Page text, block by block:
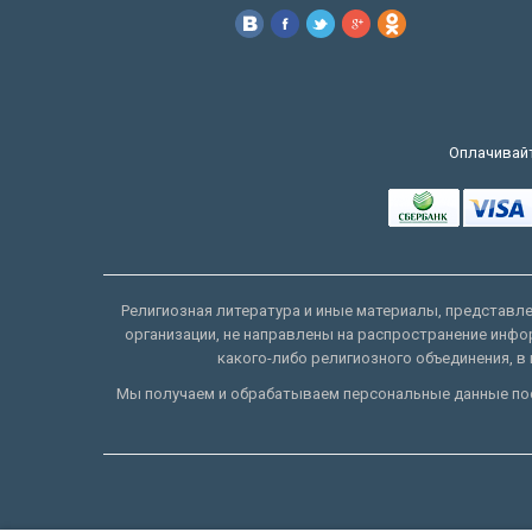
Религиозная литература и иные материалы,
организации, не направлены на распространение
какого-либо религиозного объединения,
Мы получаем и обрабатываем персональные данные